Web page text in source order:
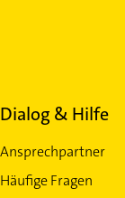
Dialog & Hilfe
Ansprechpartner
Häufige Fragen